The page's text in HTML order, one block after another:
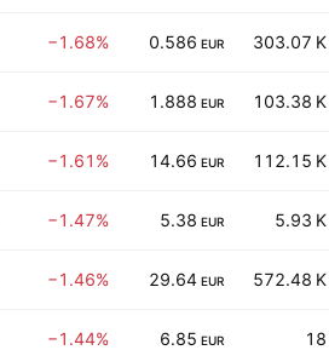
−1.68% 0.586 EUR 303.07 K
−1.67% 1.888 EUR 103.38 K
−1.61% 14.66 EUR 112.15 K
−1.47% 5.38 EUR 5.93 K
−1.46% 29.64 EUR 572.48 K
−1.44% 6.85 EUR 18